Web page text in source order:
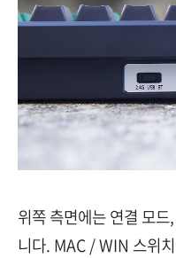
위쪽 측면에는 연결 모
니다. MAC / WIN 스위